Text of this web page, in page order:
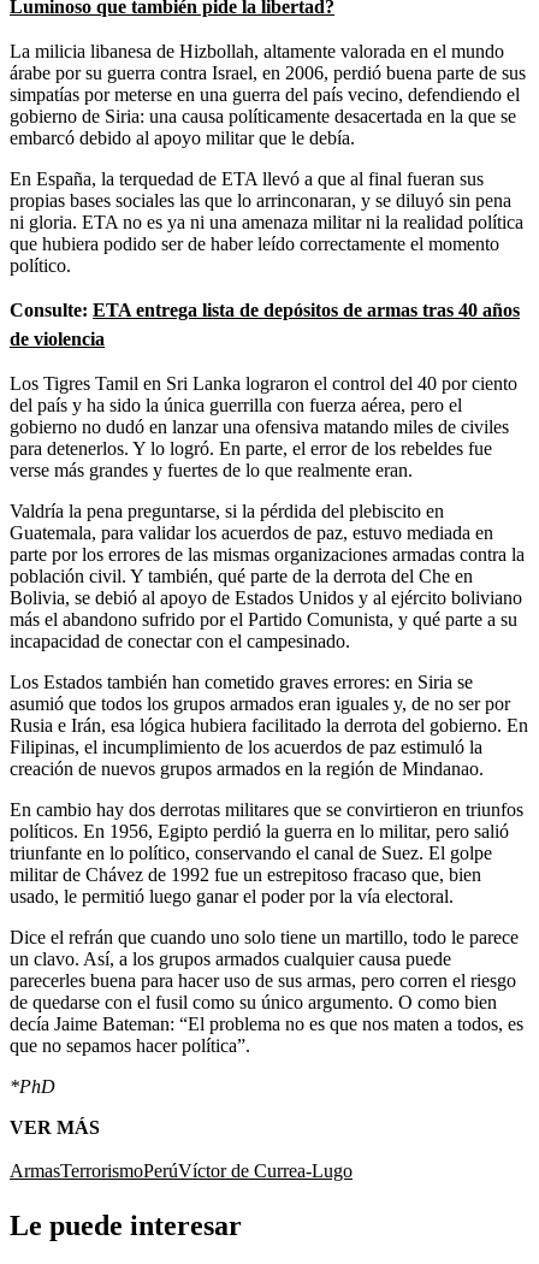
Luminoso que también pide la libertad?
La milicia libanesa de Hizbollah, altamente valorada en el mundo
árabe por su guerra contra Israel, en 2006, perdió buena parte de sus
simpatías por meterse en una guerra del país vecino, defendiendo el
gobierno de Siria: una causa políticamente desacertada en la que se
embarcó debido al apoyo militar que le debía.
En España, la terquedad de ETA llevó a que al final fueran sus
propias bases sociales las que lo arrinconaran, y se diluyó sin pena
ni gloria. ETA no es ya ni una amenaza militar ni la realidad política
que hubiera podido ser de haber leído correctamente el momento
político.
Consulte: ETA entrega lista de depósitos de armas tras 40 años
de violencia
Los Tigres Tamil en Sri Lanka lograron el control del 40 por ciento
del país y ha sido la única guerrilla con fuerza aérea, pero el
gobierno no dudó en lanzar una ofensiva matando miles de civiles
para detenerlos. Y lo logró. En parte, el error de los rebeldes fue
verse más grandes y fuertes de lo que realmente eran.
Valdría la pena preguntarse, si la pérdida del plebiscito en
Guatemala, para validar los acuerdos de paz, estuvo mediada en
parte por los errores de las mismas organizaciones armadas contra la
población civil. Y también, qué parte de la derrota del Che en
Bolivia, se debió al apoyo de Estados Unidos y al ejército boliviano
más el abandono sufrido por el Partido Comunista, y qué parte a su
incapacidad de conectar con el campesinado.
Los Estados también han cometido graves errores: en Siria se
asumió que todos los grupos armados eran iguales y, de no ser por
Rusia e Irán, esa lógica hubiera facilitado la derrota del gobierno. En
Filipinas, el incumplimiento de los acuerdos de paz estimuló la
creación de nuevos grupos armados en la región de Mindanao.
En cambio hay dos derrotas militares que se convirtieron en triunfos
políticos. En 1956, Egipto perdió la guerra en lo militar, pero salió
triunfante en lo político, conservando el canal de Suez. El golpe
militar de Chávez de 1992 fue un estrepitoso fracaso que, bien
usado, le permitió luego ganar el poder por la vía electoral.
Dice el refrán que cuando uno solo tiene un martillo, todo le parece
un clavo. Así, a los grupos armados cualquier causa puede
parecerles buena para hacer uso de sus armas, pero corren el riesgo
de quedarse con el fusil como su único argumento. O como bien
decía Jaime Bateman: “El problema no es que nos maten a todos, es
que no sepamos hacer política”.
*PhD
VER MÁS
ArmasTerrorismoPerúVíctor de Currea-Lugo
Le puede interesar